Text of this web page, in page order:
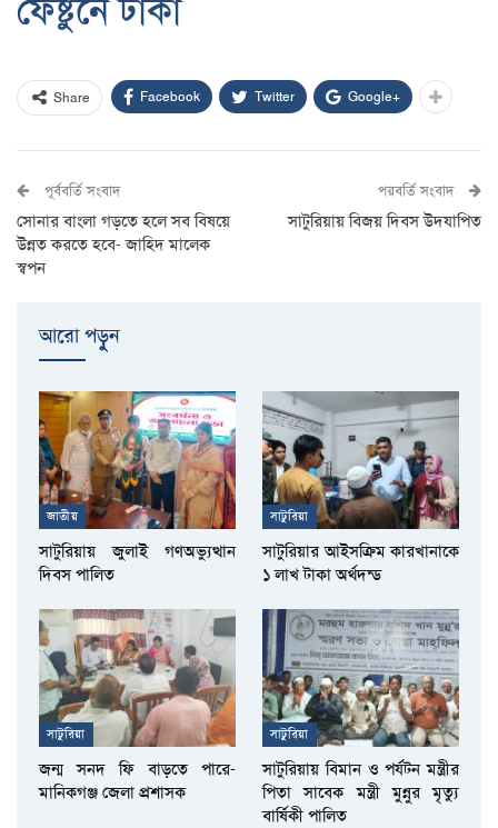
ফেষ্টুনে ঢাকা
Share Facebook Twitter Google+
পূর্ববর্তি সংবাদ
সোনার বাংলা গড়তে হলে সব বিষয়ে
উন্নত করতে হবে- জাহিদ মালেক
স্বপন
পরবর্তি সংবাদ
সাটুরিয়ায় বিজয় দিবস উদযাপিত
আরো পড়ুুন
জাতীয়
সাটুরিয়ায় জুলাই গণঅভ্যুত্থান
দিবস পালিত
সাটুরিয়া
সাটুরিয়ার আইসক্রিম কারখানাকে
১ লাখ টাকা অর্থদন্ড
সাটুরিয়া
জন্ম সনদ ফি বাড়তে পারে-
মানিকগঞ্জ জেলা প্রশাসক
সাটুরিয়া
সাটুরিয়ায় বিমান ও পর্যটন মন্ত্রীর
পিতা সাবেক মন্ত্রী মুন্নুর মৃত্যু
বার্ষিকী পালিত